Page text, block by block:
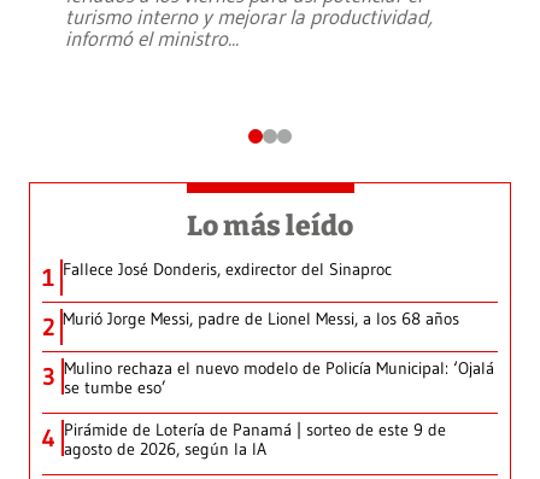
turismo interno y mejorar la productividad,
informó el ministro...
Lo más leído
1 Fallece José Donderis, exdirector del Sinaproc
2 Murió Jorge Messi, padre de Lionel Messi, a los 68 años
3 Mulino rechaza el nuevo modelo de Policía Municipal: ‘Ojalá
se tumbe eso’
4 Pirámide de Lotería de Panamá | sorteo de este 9 de
agosto de 2026, según la IA